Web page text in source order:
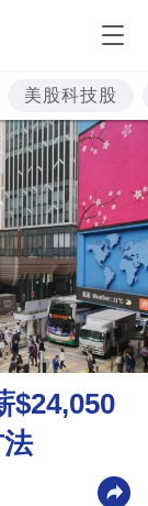
美股科技股
$24,050